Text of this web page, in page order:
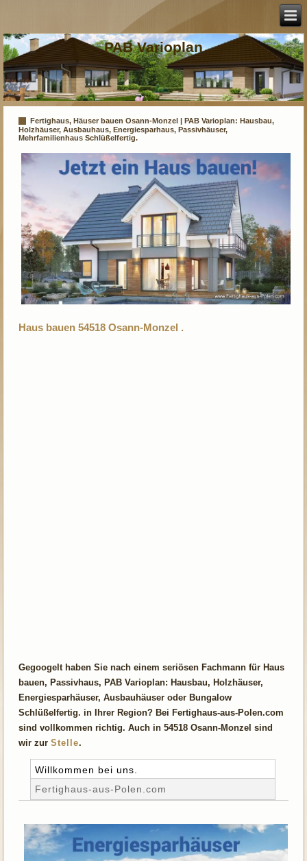
PAB Varioplan
Fertighaus, Häuser bauen Osann-Monzel | PAB Varioplan: Hausbau,
Holzhäuser, Ausbauhaus, Energiesparhaus, Passivhäuser,
Mehrfamilienhaus Schlüßelfertig.
Haus bauen 54518 Osann-Monzel .
Gegoogelt haben Sie nach einem seriösen Fachmann für Haus
bauen, Passivhaus, PAB Varioplan: Hausbau, Holzhäuser,
Energiesparhäuser, Ausbauhäuser oder Bungalow
Schlüßelfertig. in Ihrer Region? Bei Fertighaus-aus-Polen.com
sind vollkommen richtig. Auch in 54518 Osann-Monzel sind
wir zurStelle.
Willkommen bei uns.
Fertighaus-aus-Polen.com